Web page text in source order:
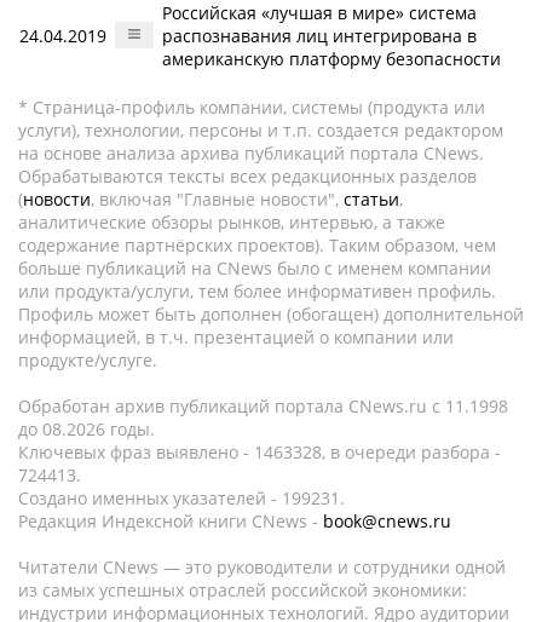
24.04.2019
Российская «лучшая в мире» система
распознавания лиц интегрирована в
американскую платформу безопасности
* Страница-профиль компании, системы (продукта или
услуги), технологии, персоны и т.п. создается редактором
на основе анализа архива публикаций портала CNews.
Обрабатываются тексты всех редакционных разделов
(новости, включая "Главные новости", статьи,
аналитические обзоры рынков, интервью, а также
содержание партнёрских проектов). Таким образом, чем
больше публикаций на CNews было с именем компании
или продукта/услуги, тем более информативен профиль.
Профиль может быть дополнен (обогащен) дополнительной
информацией, в т.ч. презентацией о компании или
продукте/услуге.
Обработан архив публикаций портала CNews.ru c 11.1998
до 08.2026 годы.
Ключевых фраз выявлено - 1463328, в очереди разбора -
724413.
Создано именных указателей - 199231.
Редакция Индексной книги CNews - book@cnews.ru
Читатели CNews — это руководители и сотрудники одной
из самых успешных отраслей российской экономики:
индустрии информационных технологий. Ядро аудитории